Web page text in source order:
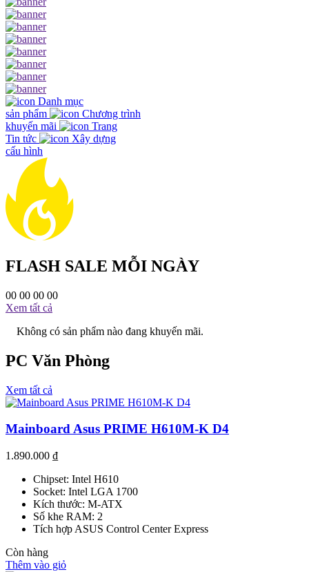
Danh mục
sản phẩm
Chương trình
khuyến mãi
Trang
Tin tức
Xây dựng
cấu hình
FLASH SALE MỖI NGÀY
00 00 00 00
Xem tất cả
Không có sản phẩm nào đang khuyến mãi.
PC Văn Phòng
Xem tất cả
Mainboard Asus PRIME H610M-K D4
1.890.000 ₫
Chipset: Intel H610
Socket: Intel LGA 1700
Kích thước: M-ATX
Số khe RAM: 2
Tích hợp ASUS Control Center Express
Còn hàng
Thêm vào giỏ